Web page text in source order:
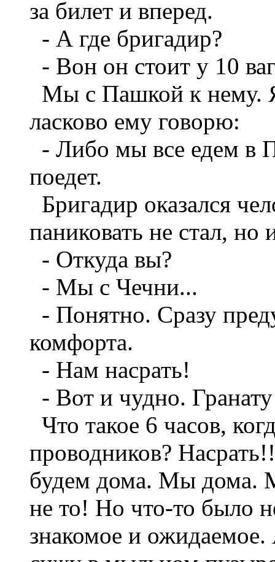
за билет и вперед.
- А где бригадир?
- Вон он стоит у 10
Мы с Пашкой к нему.
ласково ему говорю:
- Либо мы все едем в
поедет.
Бригадир оказался
паниковать не стал,
- Откуда вы?
- Мы с Чечни...
- Понятно. Сразу
комфорта.
- Нам насрать!
- Вот и чудно.
Что такое 6 часов,
проводников?
будем дома. Мы дома.
не то! Но что-то было
знакомое и